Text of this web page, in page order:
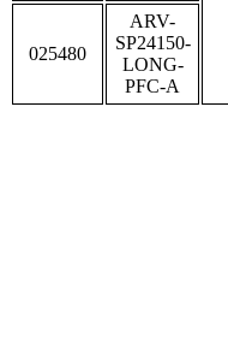
025480
ARV-
SP24150-
LONG-
PFC-A